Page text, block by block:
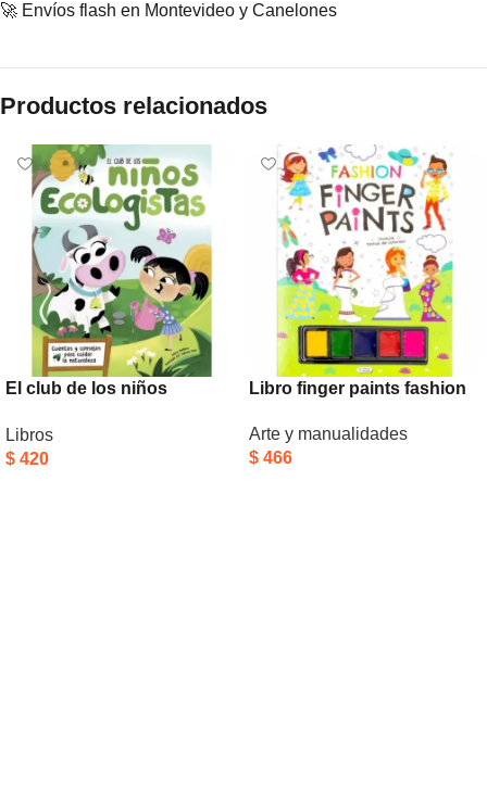
🚀 Envíos flash en Montevideo y Canelones
Productos relacionados
El club de los niños
Libros
$ 420
Libro finger paints fashion
Arte y manualidades
$ 466